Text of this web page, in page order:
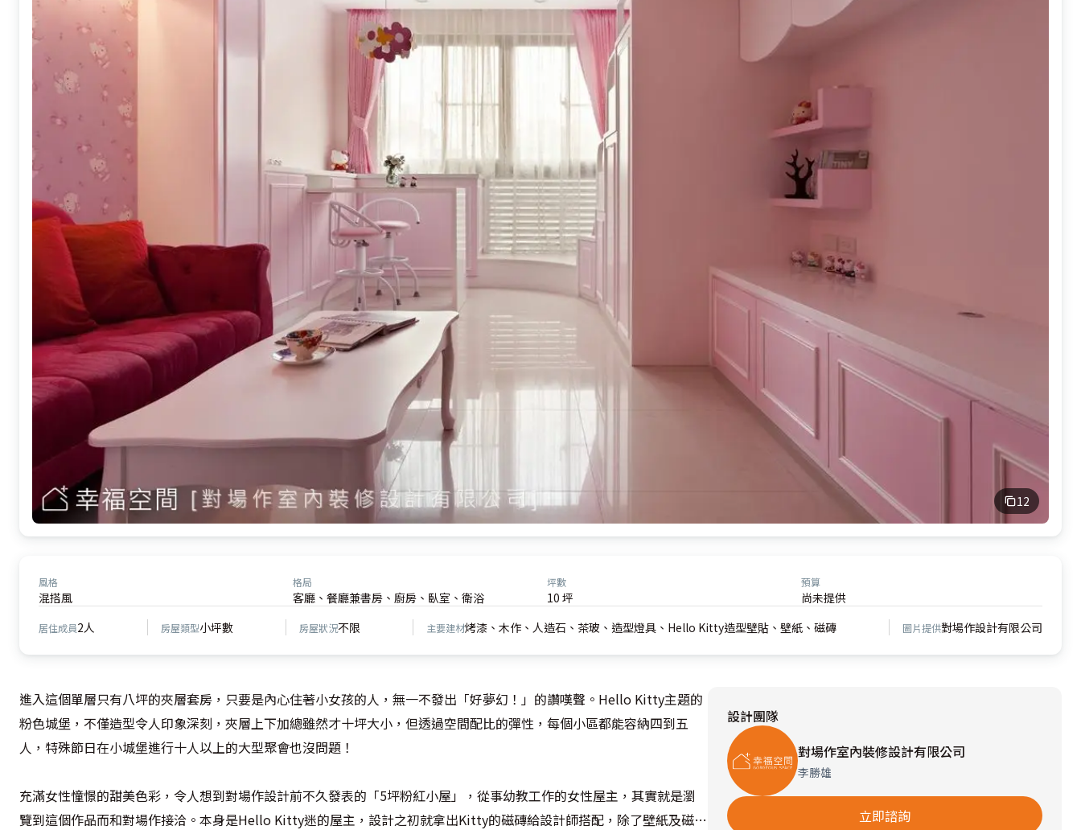
12
風格
混搭風
格局
客廳、餐廳兼書房、廚房、臥室、衛浴
坪數
10 坪
預算
尚未提供
居住成員2人 房屋類型小坪數 房屋狀況不限 主要建材烤漆、木作、人造石、茶玻、造型燈具、Hello Kitty造型壁貼、壁紙、磁磚 圖片提供對場作設計有限公司
進入這個單層只有八坪的夾層套房，只要是內心住著小女孩的人，無一不發出「好夢幻！」的讚嘆聲。Hello Kitty主題的
粉色城堡，不僅造型令人印象深刻，夾層上下加總雖然才十坪大小，但透過空間配比的彈性，每個小區都能容納四到五
人，特殊節日在小城堡進行十人以上的大型聚會也沒問題！
充滿女性憧憬的甜美色彩，令人想到對場作設計前不久發表的「5坪粉紅小屋」，從事幼教工作的女性屋主，其實就是瀏
覽到這個作品而和對場作接洽。本身是Hello Kitty迷的屋主，設計之初就拿出Kitty的磁磚給設計師搭配，除了壁紙及磁磚
設計團隊
對場作室內裝修設計有限公司
李勝雄
立即諮詢